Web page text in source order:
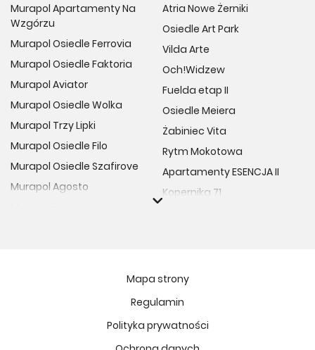
Murapol Apartamenty Na
Wzgórzu
Murapol Osiedle Ferrovia
Murapol Osiedle Faktoria
Murapol Aviator
Murapol Osiedle Wolka
Murapol Trzy Lipki
Murapol Osiedle Filo
Murapol Osiedle Szafirove
Murapol Agosto
Atria Nowe Żerniki
Osiedle Art Park
Vilda Arte
Och!Widzew
Fuelda etap II
Osiedle Meiera
Żabiniec Vita
Rytm Mokotowa
Apartamenty ESENCJA II
Kopernika 71
Niedziałkowskiego Park
Mapa strony
Regulamin
Polityka prywatności